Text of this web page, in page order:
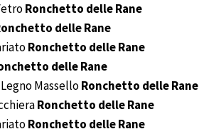
Ronchetto delle Rane
delle Rane
Ronchetto delle Rane
delle Rane
MasselloRonchetto delle Rane
Ronchetto delle Rane
Ronchetto delle Rane